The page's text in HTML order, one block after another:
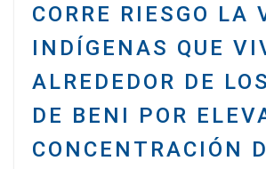
CORRE RIESGO LA
INDÍGENAS QUE
ALREDEDOR DE
DE BENI POR
CONCENTRACIÓN